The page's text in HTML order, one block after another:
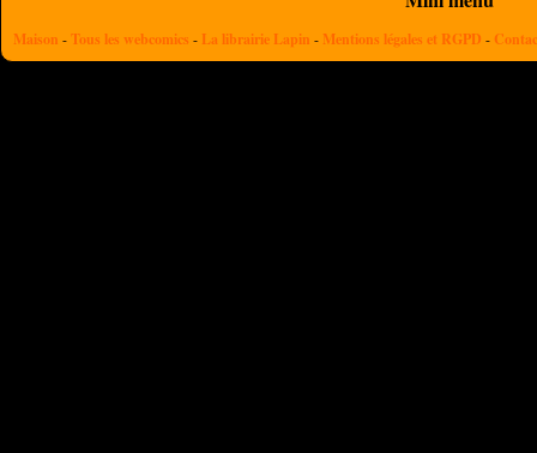
Maison -Tous les webcomics - La librairie Lapin - Mentions légales et RGPD -